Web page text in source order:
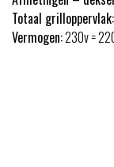
Totaal grilloppervlak:
Vermogen:230v =